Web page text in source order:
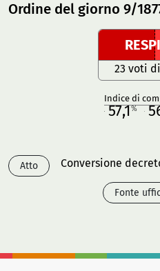
Ordine del giorno 9/
23 voti
Indice di
57,1%
Atto Conversione
Fonte